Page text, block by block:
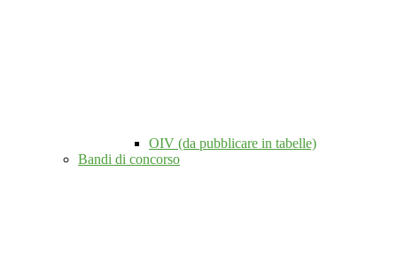
OIV (da pubblicare in tabelle)
Bandi di concorso